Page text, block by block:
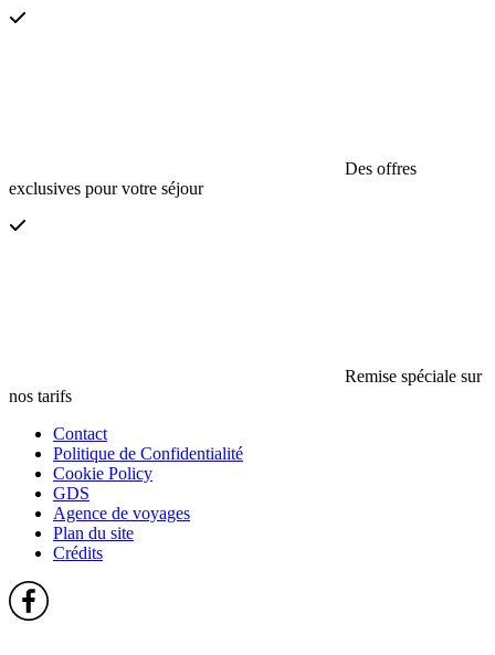
Des offres
exclusives pour votre séjour
Remise spéciale sur
nos tarifs
Contact
Politique de Confidentialité
Cookie Policy
GDS
Agence de voyages
Plan du site
Crédits